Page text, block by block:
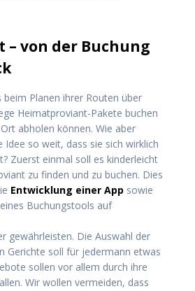
– von der Buchung
beim Planen ihrer Routen über
Heimatproviant-Pakete buchen
abholen können. Wie aber
so weit, dass sie sich wirklich
Zuerst einmal soll es kinderleicht
zu finden und zu buchen. Dies
Entwicklung einer App sowie
Buchungstools auf
gewährleisten. Die Auswahl der
Gerichte soll für jedermann etwas
sollen vor allem durch ihre
Wir wollen vermeiden, dass